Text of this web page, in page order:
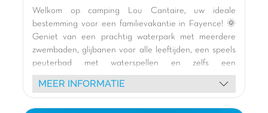
Welkom op camping Lou Cantaire, uw ideale
bestemming voor een familievakantie in Fayence! 🌞
Geniet van een prachtig waterpark met meerdere
zwembaden, glijbanen voor alle leeftijden, een speels
peuterbad met waterspellen en zelfs een
ontspannend bubbelbad. 🏊 Kinderen zullen dol zijn
op onze moderne en veilige speeltuinen, inclusief een
MEER INFORMATIE